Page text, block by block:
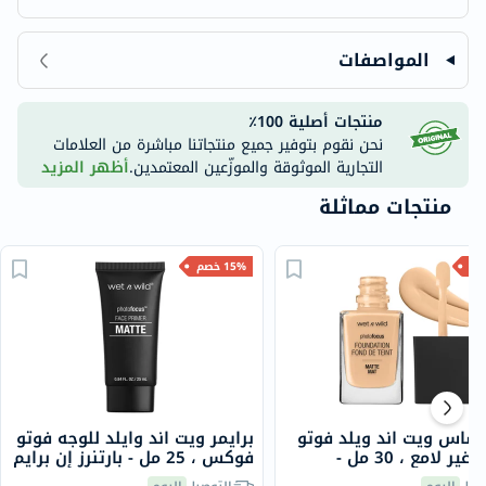
المواصفات
منتجات أصلية 100٪
نحن نقوم بتوفير جميع منتجاتنا مباشرة من العلامات
التجارية الموثوقة والموزّعين المعتمدين.أظهر المزيد
منتجات مماثلة
15% خصم
برايمر ويت اند وايلد للوجه فوتو
فوكس ، 25 مل - بارتنرز إن برايم
ويت اند ويلد فوتو
فوكس غير لامع ، 30 مل -